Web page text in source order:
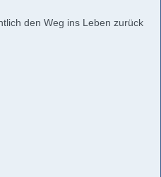
den Weg ins Leben zurück